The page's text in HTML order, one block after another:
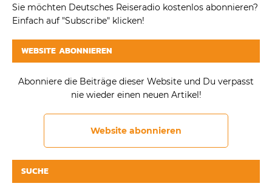
Sie möchten Deutsches Reiseradio kostenlos abonnieren?
Einfach auf "Subscribe" klicken!
WEBSITE ABONNIEREN
Abonniere die Beiträge dieser Website und Du verpasst
nie wieder einen neuen Artikel!
Website abonnieren
SUCHE